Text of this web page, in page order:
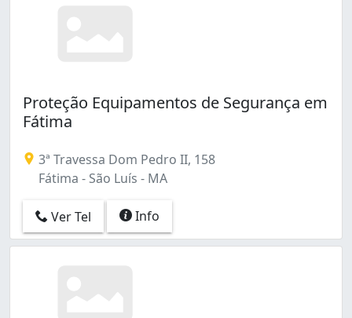
Proteção Equipamentos de Segurança em
Fátima
3ª Travessa Dom Pedro II, 158
Fátima - São Luís - MA
Ver Tel Info